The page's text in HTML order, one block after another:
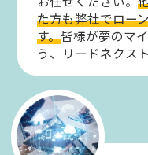
た方も弊社でロー
す。皆様が夢のマ
う、リードネクス